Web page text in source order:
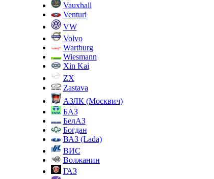
Vauxhall
Venturi
VW
Volvo
Wartburg
Wiesmann
Xin Kai
ZX
Zastava
АЗЛК (Москвич)
БАЗ
БелАЗ
Богдан
ВАЗ (Lada)
ВИС
Волжанин
ГАЗ